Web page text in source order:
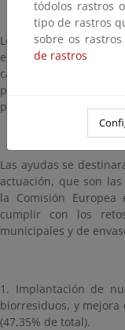
Los criterios para el
en cuenta la
cada Comunidad
para la reutilización
población.
Las ayudas se
actuación, que son
la Comisión
cumplir con los
municipales y de
1. Implantación de
biorresiduos, y mejora
(47,35% de total).
tódolos rastros
tipo de rastros
sobre os
de rastros